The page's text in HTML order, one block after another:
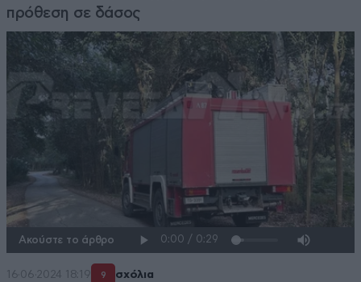
πρόθεση σε δάσος
Ακούστε το άρθρο
16·06·2024 18:19 9 σχόλια